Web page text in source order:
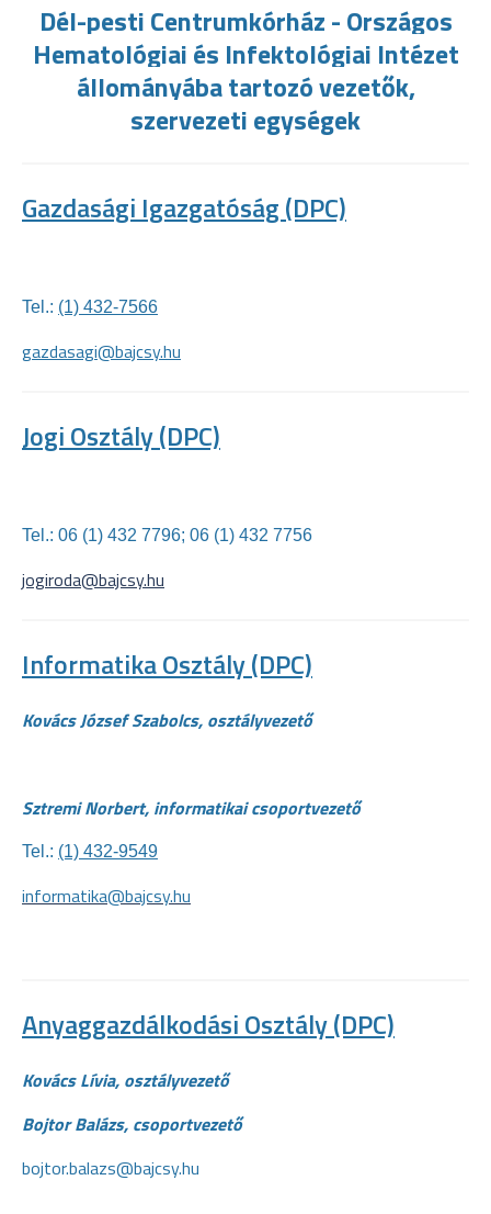
Dél-pesti Centrumkórház - Országos
Hematológiai és Infektológiai Intézet
állományába tartozó vezetők,
szervezeti egységek
Gazdasági Igazgatóság (DPC)
Tel.: (1) 432-7566
gazdasagi@bajcsy.hu
Jogi Osztály (DPC)
Tel.: 06 (1) 432 7796; 06 (1) 432 7756
jogiroda@bajcsy.hu
Informatika Osztály (DPC)
Kovács József Szabolcs, osztályvezető
Sztremi Norbert, informatikai csoportvezető
Tel.: (1) 432-9549
informatika@bajcsy.hu
Anyaggazdálkodási Osztály (DPC)
Kovács Lívia, osztályvezető
Bojtor Balázs, csoportvezető
bojtor.balazs@bajcsy.hu